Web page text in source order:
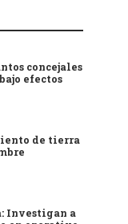
concejales
efectos
de tierra
Investigan a